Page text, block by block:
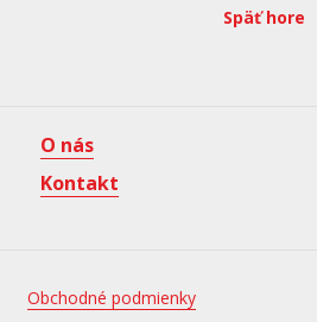
Späť hore
O nás
Kontakt
Obchodné podmienky